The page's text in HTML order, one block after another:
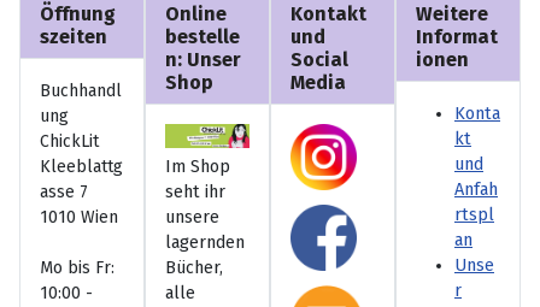
Öffnung
szeiten
Buchhandl
ung
ChickLit
Kleeblattg
asse 7
1010 Wien
Mo bis Fr:
10:00 -
Online
bestelle
n: Unser
Shop
Im Shop
seht ihr
unsere
lagernden
Bücher,
alle
Kontakt
und
Social
Media
Weitere
Informat
ionen
Konta
kt
und
Anfah
rtspl
an
Unse
r